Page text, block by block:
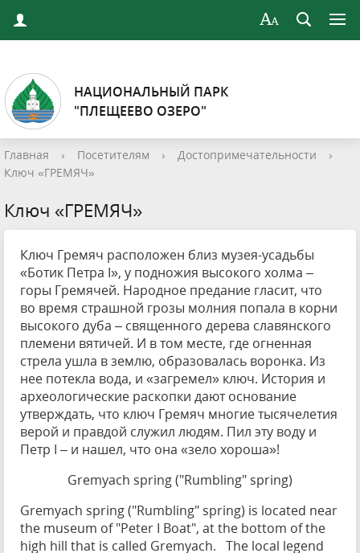
НАЦИОНАЛЬНЫЙ ПАРК
"ПЛЕЩЕЕВО ОЗЕРО"
Главная › Посетителям › Достопримечательности
›
Ключ «ГРЕМЯЧ»
Ключ «ГРЕМЯЧ»
Ключ Гремяч расположен близ музея-усадьбы
«Ботик Петра I», у подножия высокого холма –
горы Гремячей. Народное предание гласит, что
во время страшной грозы молния попала в корни
высокого дуба – священного дерева славянского
племени вятичей. И в том месте, где огненная
стрела ушла в землю, образовалась воронка. Из
нее потекла вода, и «загремел» ключ. История и
археологические раскопки дают основание
утверждать, что ключ Гремяч многие тысячелетия
верой и правдой служил людям. Пил эту воду и
Петр I – и нашел, что она «зело хороша»!
Gremyach spring ("Rumbling" spring)
Gremyach spring ("Rumbling" spring) is located near
the museum of "Peter I Boat", at the bottom of the
high hill that is called Gremyach. The local legend